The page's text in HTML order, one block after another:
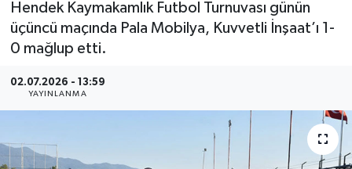
Hendek Kaymakamlık Futbol Turnuvası günün
üçüncü maçında Pala Mobilya, Kuvvetli İnşaat’ı 1-
0 mağlup etti.
02.07.2026 - 13:59
YAYINLANMA
Haber Arşivi